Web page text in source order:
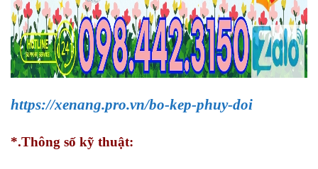
https://xenang.pro.vn/bo-kep-phuy-doi
*.Thông số kỹ thuật: